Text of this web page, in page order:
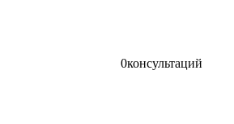
0консультаций